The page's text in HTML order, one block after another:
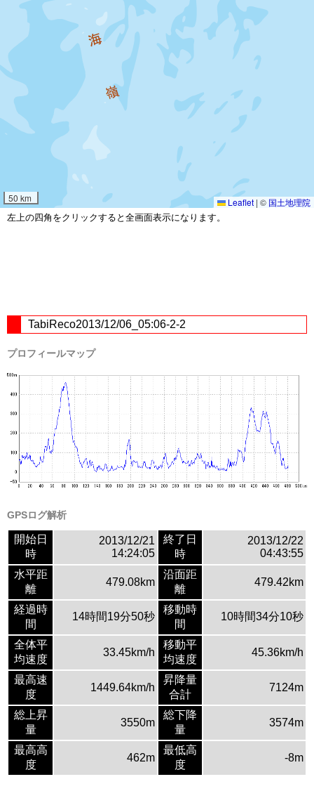
50 km Leaflet | © 国土地理院
左上の四角をクリックすると全画面表示になります。
TabiReco2013/12/06_05:06-2-2
プロフィールマップ
GPSログ解析
開始日
時
2013/12/21
14:24:05
終了日
時
2013/12/22
04:43:55
水平距
離
479.08km
沿面距
離
479.42km
経過時
間
14時間19分50秒
移動時
間
10時間34分10秒
全体平
均速度
33.45km/h
移動平
均速度
45.36km/h
最高速
度
1449.64km/h
昇降量
合計
7124m
総上昇
量
3550m
総下降
量
3574m
最高高
度
462m
最低高
度
-8m